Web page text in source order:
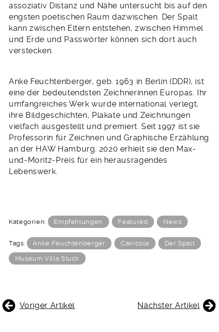
assoziativ Distanz und Nähe untersucht bis auf den
engsten poetischen Raum dazwischen. Der Spalt
kann zwischen Eltern entstehen, zwischen Himmel
und Erde und Passwörter können sich dort auch
verstecken.
Anke Feuchtenberger, geb. 1963 in Berlin (DDR), ist
eine der bedeutendsten Zeichnerinnen Europas. Ihr
umfangreiches Werk wurde international verlegt,
ihre Bildgeschichten, Plakate und Zeichnungen
vielfach ausgestellt und premiert. Seit 1997 ist sie
Professorin für Zeichnen und Graphische Erzählung
an der HAW Hamburg. 2020 erhielt sie den Max-
und-Moritz-Preis für ein herausragendes
Lebenswerk.
Kategorien: Empfehlungen Featured News
Tags: Anke Feuchtenberger Canicola Der Spalt
Museum Villa Stuck
BEITRAGSNAVIGATION
Voriger Artikel Nächster Artikel